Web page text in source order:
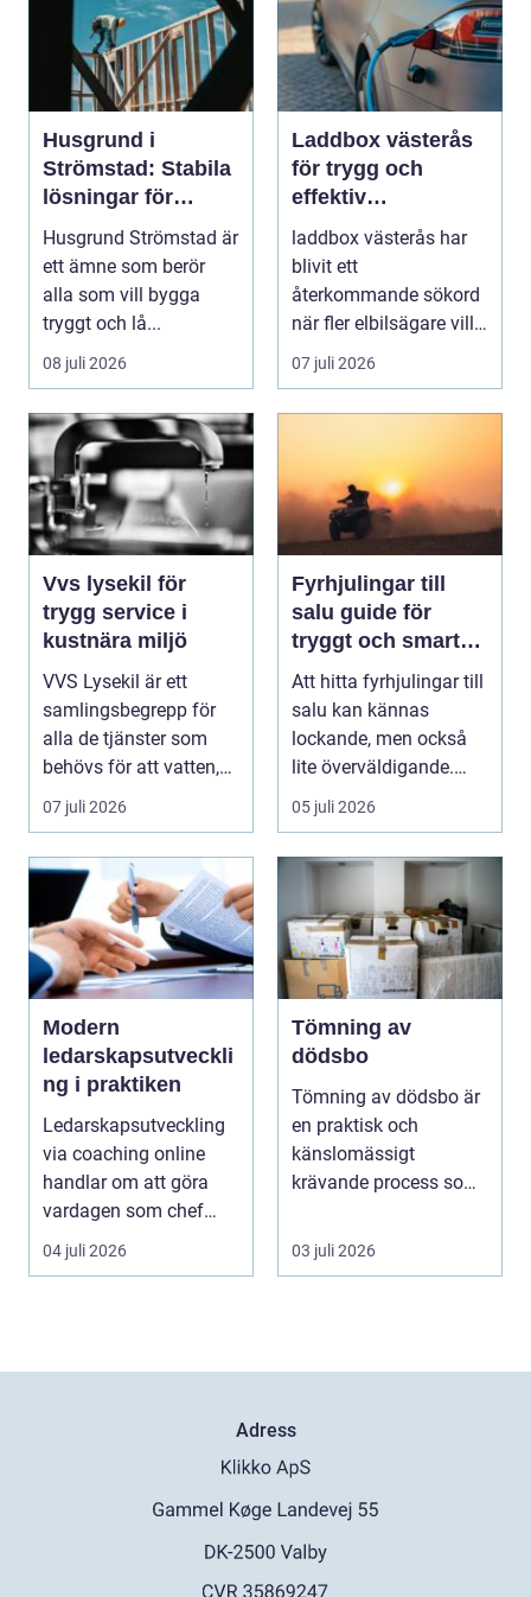
Husgrund i
Strömstad: Stabila
lösningar för
boende vid kusten
Husgrund Strömstad är
ett ämne som berör
alla som vill bygga
tryggt och lå...
08 juli 2026
Laddbox västerås
för trygg och
effektiv
hemmaladdning
laddbox västerås har
blivit ett
återkommande sökord
när fler elbilsägare vill
ladda hemma på ett
säk...
07 juli 2026
Vvs lysekil för
trygg service i
kustnära miljö
VVS Lysekil är ett
samlingsbegrepp för
alla de tjänster som
behövs för att vatten,
värme och avlopp ...
07 juli 2026
Fyrhjulingar till
salu guide för
tryggt och smart
köp
Att hitta fyrhjulingar till
salu kan kännas
lockande, men också
lite överväldigande.
Utbudet är stor...
05 juli 2026
Modern
ledarskapsutveckli
ng i praktiken
Ledarskapsutveckling
via coaching online
handlar om att göra
vardagen som chef
både mer h...
04 juli 2026
Tömning av
dödsbo
Tömning av dödsbo är
en praktisk och
känslomässigt
krävande process som
gång ell...
03 juli 2026
Adress